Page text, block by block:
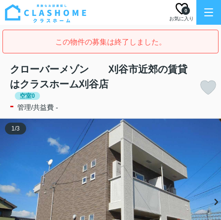
お気に入り
0
この物件の募集は終了しました。
クローバーメゾン 刈谷市近郊の賃貸
はクラスホーム刈谷店
空室0
- 管理/共益費 -
1/3